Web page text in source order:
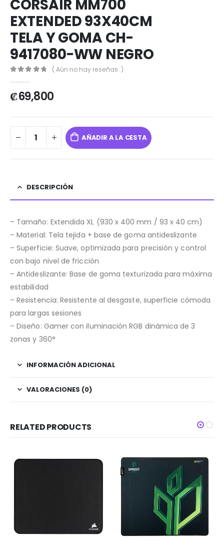
CORSAIR MM700
EXTENDED 93X40CM
TELA Y GOMA CH-
9417080-WW NEGRO
( Aún no hay reseñas. )
₡69,800
AÑADIR A LA CESTA
DESCRIPCIÓN
– Tamaño: Extendida XL (930 x 400 mm / 93 x 40 cm)
– Material: Tela tejida + base de goma antideslizante
– Superficie: Suave, optimizada para precisión y control
con bajo nivel de fricción
– Antideslizante: Base de goma texturizada para máxima
estabilidad
– Resistencia: Resistente al desgaste, superficie cómoda
para largas sesiones
– Diseño: Gamer con iluminación RGB dinámica de 3
zonas y 360°
INFORMACIÓN ADICIONAL
VALORACIONES (0)
RELATED PRODUCTS